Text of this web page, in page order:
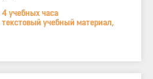
4 учебных часа
текстовый учебный материал,